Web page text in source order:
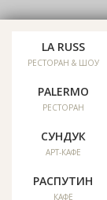
LA RUSS
РЕСТОРАН & ШОУ
PALERMO
РЕСТОРАН
СУНДУК
АРТ-КАФЕ
РАСПУТИН
КАФЕ